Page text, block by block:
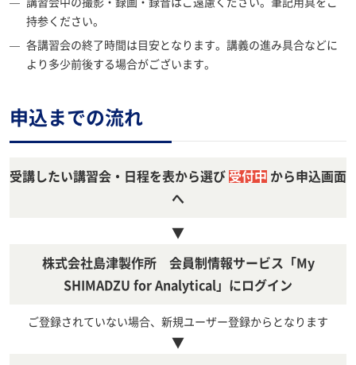
講習会中の撮影・録画・録音はご遠慮ください。筆記用具をご
持参ください。
各講習会の終了時間は目安となります。講義の進み具合などに
より多少前後する場合がございます。
申込までの流れ
受講したい講習会・日程を表から選び 受付中 から申込画面
へ
▼
株式会社島津製作所 会員制情報サービス「My
SHIMADZU for Analytical」にログイン
ご登録されていない場合、新規ユーザー登録からとなります
▼